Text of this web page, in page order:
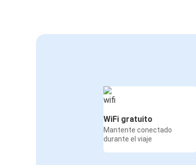
WiFi gratuito
Mantente conectado
durante el viaje